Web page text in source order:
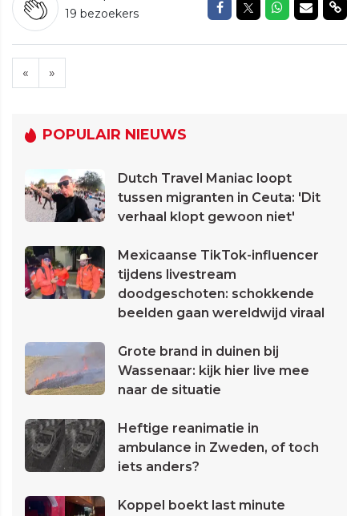
19 bezoekers Delen op Facebook
Delen opDelen op
Delen
« »
POPULAIR NIEUWS
Dutch Travel Maniac loopt
tussen migranten in Ceuta: 'Dit
verhaal klopt gewoon niet'
Mexicaanse TikTok-influencer
tijdens livestream
doodgeschoten: schokkende
beelden gaan wereldwijd viraal
Grote brand in duinen bij
Wassenaar: kijk hier live mee
naar de situatie
Heftige reanimatie in
ambulance in Zweden, of toch
iets anders?
Koppel boekt last minute